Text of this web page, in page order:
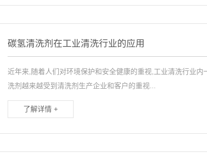
碳氢清洗剂在工业清洗行业的应用
近年来,随着人们对环境保护和安全健康的重视,工业清洗行业
洗剂越来越受到清洗剂生产企业和客户的重视...
了解详情 +